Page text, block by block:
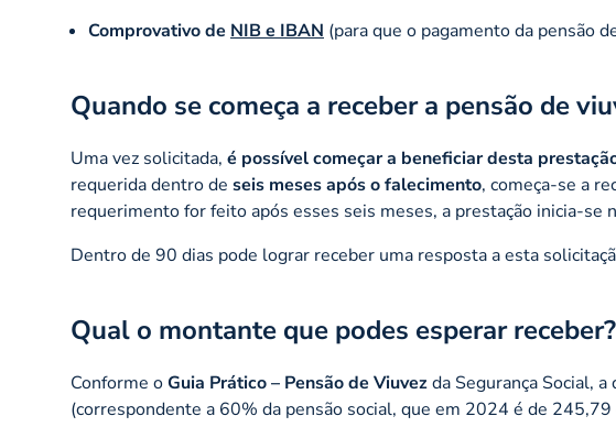
Comprovativo de NIB e IBAN (para que o pagamento da pensão
Quando se começa a receber a pensão de
Uma vez solicitada, é possível começar a beneficiar desta
requerida dentro de seis meses após o falecimento, começa-se a
requerimento for feito após esses seis meses, a prestação inicia-se
Dentro de 90 dias pode lograr receber uma resposta a esta
Qual o montante que podes esperar receber?
Conforme oGuia Prático – Pensão de Viuvezda Segurança Social,
(correspondente a 60% da pensão social, que em 2024 é de